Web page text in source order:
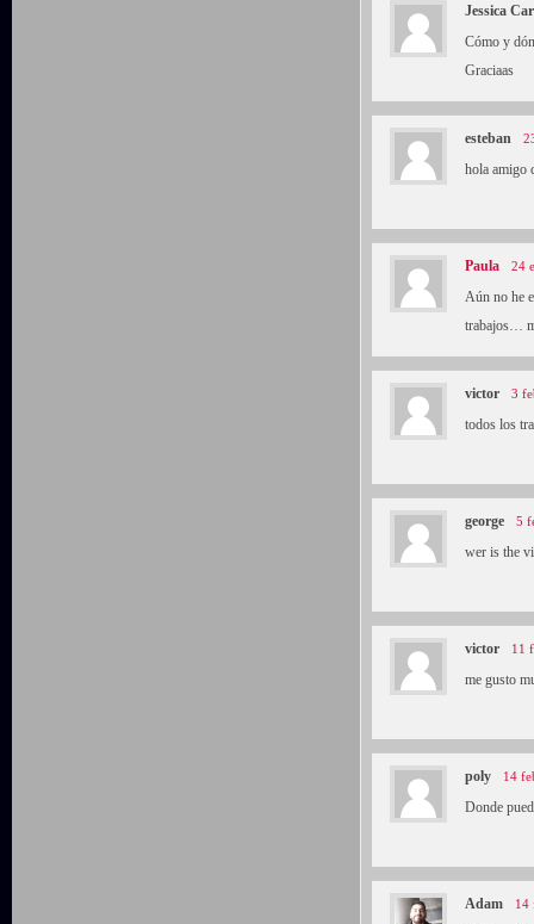
Jessica
Cómo y
Graciaas
esteban
hola amigo
Paula 24
Aún no he
trabajos…
victor 3
todos los
george 5
wer is the
victor 11
me gusto
poly 14
Donde
Adam 14